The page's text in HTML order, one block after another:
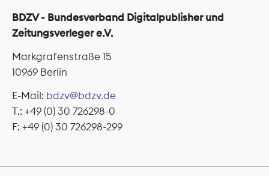
BDZV - Bundesverband Digitalpublisher und
Zeitungsverleger e.V.
Markgrafenstraße 15
10969 Berlin
E-Mail: bdzv@bdzv.de
T.: +49 (0) 30 726298-0
F: +49 (0) 30 726298-299